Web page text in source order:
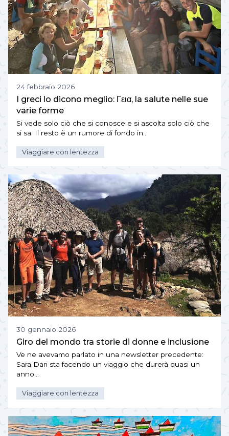
24 febbraio 2026
I greci lo dicono meglio: Γεια, la salute nelle sue
varie forme
Si vede solo ciò che si conosce e si ascolta solo ciò che
si sa. Il resto è un rumore di fondo in…
Viaggiare con lentezza
30 gennaio 2026
Giro del mondo tra storie di donne e inclusione
Ve ne avevamo parlato in una newsletter precedente:
Sara Dari sta facendo un viaggio che durerà quasi un
anno…
Viaggiare con lentezza